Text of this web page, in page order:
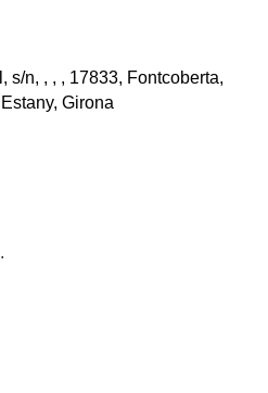
s/n, , , , 17833, Fontcoberta,
Girona